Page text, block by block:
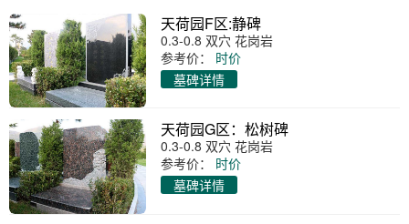
天荷园F区:静碑
0.3-0.8 双穴 花岗岩
参考价：
时价
墓碑详情
天荷园G区：松树碑
0.3-0.8 双穴 花岗岩
参考价：
时价
墓碑详情